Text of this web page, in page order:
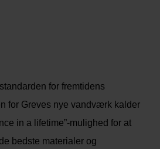
for fremtidens
for Greves nye vandværk kalder
in a lifetime”-mulighed for at
bedste materialer og